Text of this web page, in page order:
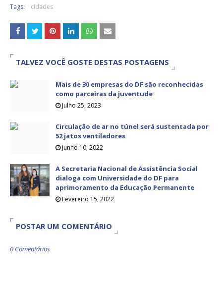
Tags: cidades
TALVEZ VOCÊ GOSTE DESTAS POSTAGENS
Mais de 30 empresas do DF são reconhecidas
como parceiras da juventude
Julho 25, 2023
Circulação de ar no túnel será sustentada por
52 jatos ventiladores
Junho 10, 2022
A Secretaria Nacional de Assistência Social
dialoga com Universidade do DF para
aprimoramento da Educação Permanente
Fevereiro 15, 2022
POSTAR UM COMENTÁRIO
0 Comentários